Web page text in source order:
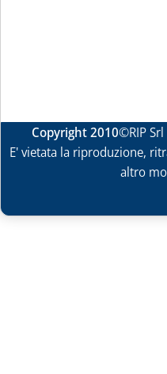
Copyright 2010©RIP Srl
E' vietata la riproduzione,
altro